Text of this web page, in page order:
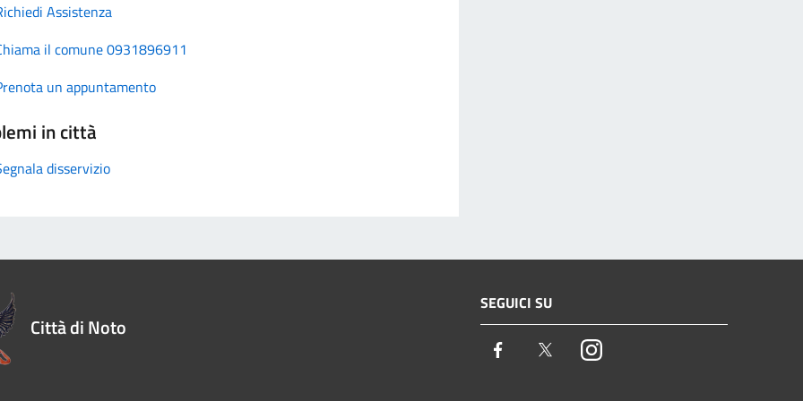
Assistenza
il comune 0931896911
un appuntamento
in città
disservizio
Città di Noto
SEGUICI SU
Facebook TwitterInstagram